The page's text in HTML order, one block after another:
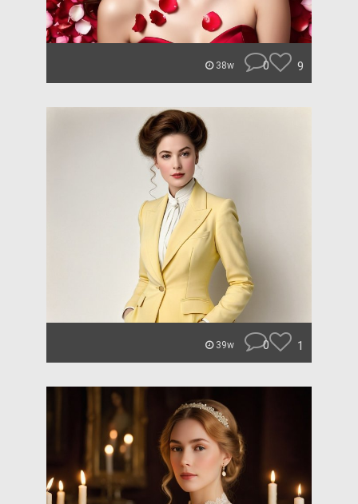
38w 0 9
39w 0 1